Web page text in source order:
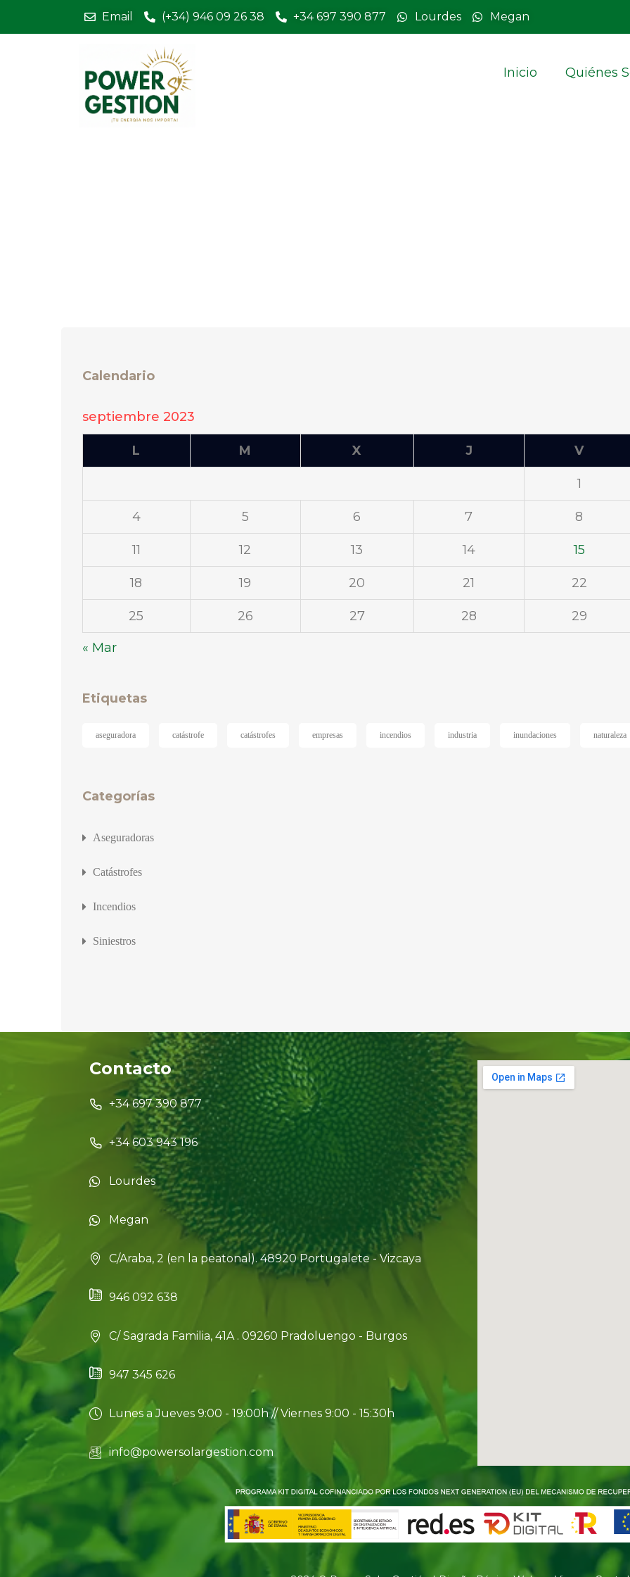
Email (+34) 946 09 26 38 +34 697 390 877 Lourdes Megan
Inicio Quiénes
Calendario
septiembre 2023
L M X J V
1
4 5 6 7 8
11 12 13 14 15
18 19 20 21 22
25 26 27 28 29
« Mar
Etiquetas
aseguradora catástrofe catástrofes empresas incendios industria inundaciones naturaleza
Categorías
Aseguradoras
Catástrofes
Incendios
Siniestros
Contacto
+34 697 390 877
+34 603 943 196
Lourdes
Megan
C/Araba, 2 (en la peatonal). 48920 Portugalete - Vizcaya
946 092 638
C/ Sagrada Familia, 41A . 09260 Pradoluengo - Burgos
947 345 626
Lunes a Jueves 9:00 - 19:00h // Viernes 9:00 - 15:30h
info@powersolargestion.com